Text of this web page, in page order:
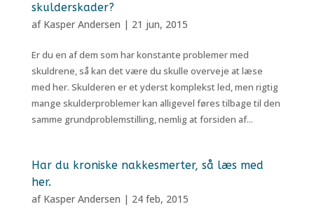
skulderskader?
af Kasper Andersen | 21 jun, 2015
Er du en af dem som har konstante problemer med
skuldrene, så kan det være du skulle overveje at læse
med her. Skulderen er et yderst komplekst led, men rigtig
mange skulderproblemer kan alligevel føres tilbage til den
samme grundproblemstilling, nemlig at forsiden af...
Har du kroniske nakkesmerter, så læs med
her.
af Kasper Andersen | 24 feb, 2015